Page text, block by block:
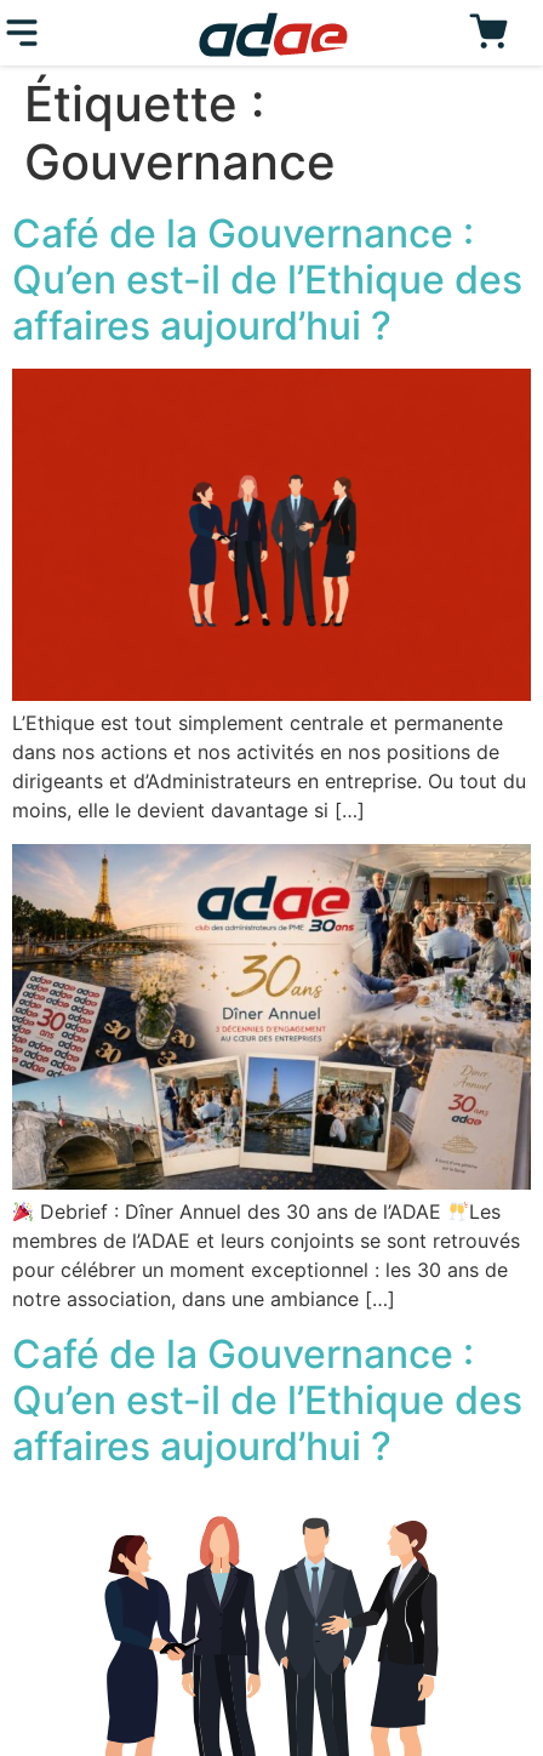
Étiquette :
Gouvernance
Café de la Gouvernance :
Qu’en est-il de l’Ethique des
affaires aujourd’hui ?
L’Ethique est tout simplement centrale et permanente
dans nos actions et nos activités en nos positions de
dirigeants et d’Administrateurs en entreprise. Ou tout du
moins, elle le devient davantage si […]
Debrief : Dîner Annuel des 30 ans de l’ADAE
Les
membres de l’ADAE et leurs conjoints se sont retrouvés
pour célébrer un moment exceptionnel : les 30 ans de
notre association, dans une ambiance […]
Café de la Gouvernance :
Qu’en est-il de l’Ethique des
affaires aujourd’hui ?